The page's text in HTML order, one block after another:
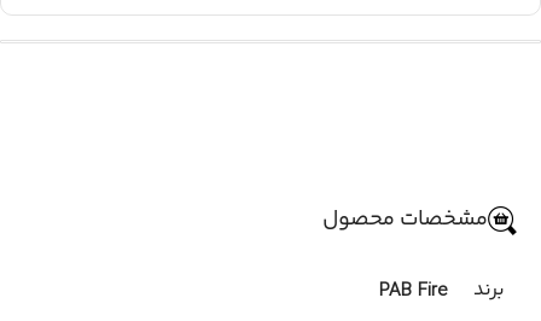
مشخصات محصول
برند PAB Fire